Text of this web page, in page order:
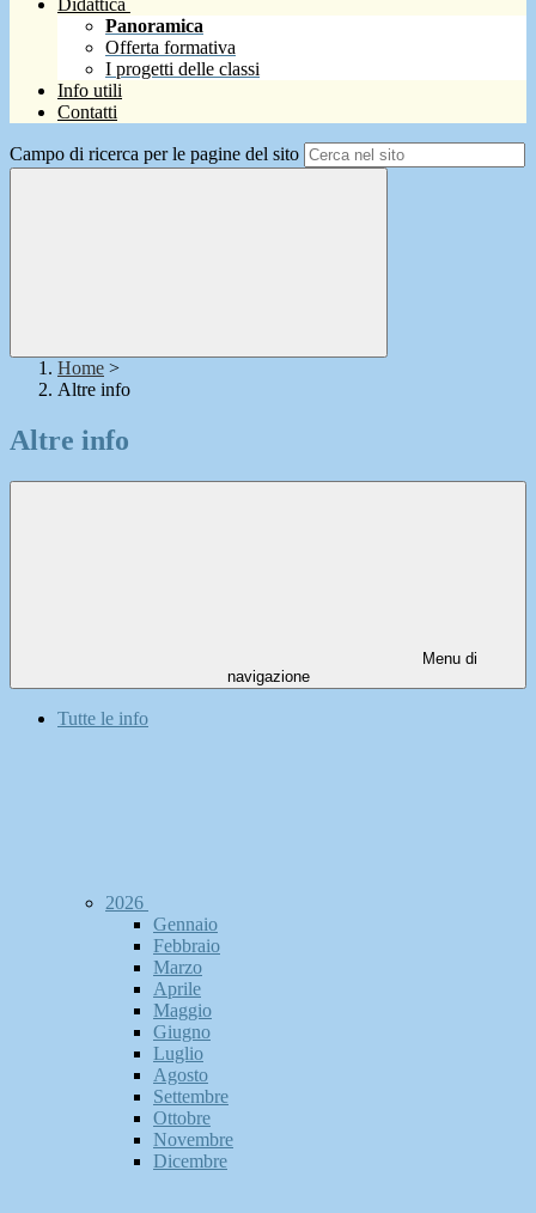
Didattica
Panoramica
Offerta formativa
I progetti delle classi
Info utili
Contatti
Campo di ricerca per le pagine del sito
Home >
Altre info
Altre info
Menu di
navigazione
Tutte le info
2026
Gennaio
Febbraio
Marzo
Aprile
Maggio
Giugno
Luglio
Agosto
Settembre
Ottobre
Novembre
Dicembre